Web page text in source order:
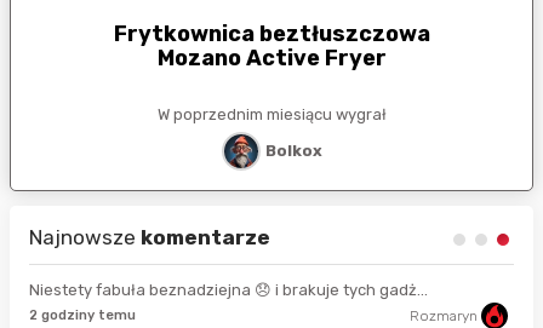
Frytkownica beztłuszczowa
Mozano Active Fryer
W poprzednim miesiącu wygrał
Bolkox
Najnowsze komentarze
Niestety fabuła beznadziejna 😞 i brakuje tych gadż...
2 godziny temu Rozmaryn